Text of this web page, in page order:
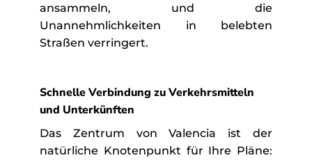
ansammeln, und die
Unannehmlichkeiten in belebten
Straßen verringert.
Schnelle Verbindung zu Verkehrsmitteln
und Unterkünften
Das Zentrum von Valencia ist der
natürliche Knotenpunkt für Ihre Pläne: